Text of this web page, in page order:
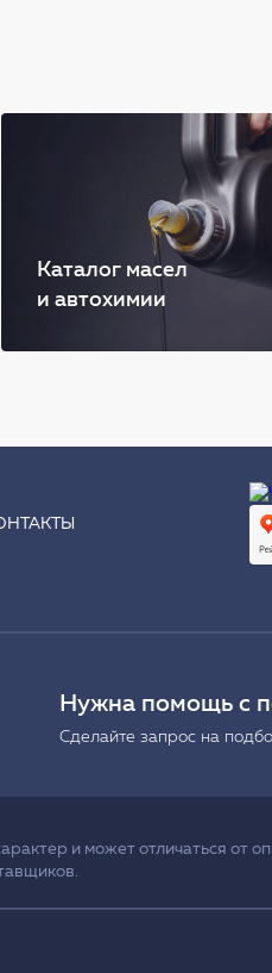
Каталог масел
и автохимии
Нужна помощь с
Сделайте запрос на
и может отличаться от